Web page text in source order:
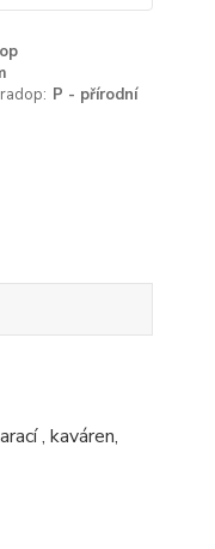
P - přírodní
, kaváren,